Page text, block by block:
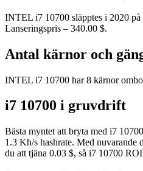
INTEL i7 10700 släpptes i 2020 på
Lanseringspris – 340.00 $.
Antal kärnor och
INTEL i7 10700 har 8 kärnor
i7 10700 i gruvdrift
Bästa myntet att bryta med i7
1.3 Kh/s hashrate. Med nuvarande
du att tjäna 0.03 $, så i7 10700